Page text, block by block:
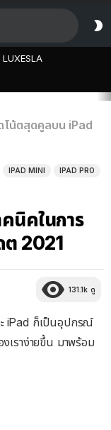
LUXESLA
โน้ตสุดคูลบน iPad
IPAD MINI
IPAD PRO
นิคในการ
ต 2021
131.1k ดู
iPad ก็เป็นอุปกรณ์
เราง่ายขึ้น มาพร้อม